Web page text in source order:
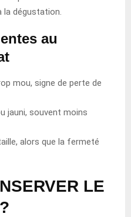
dégustation.
au
mou, signe de perte de
jauni, souvent moins
alors que la fermeté
LE